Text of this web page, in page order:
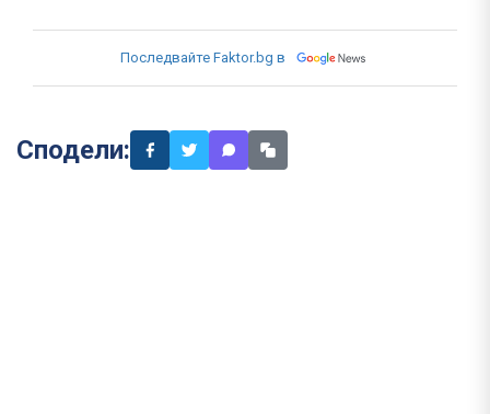
Последвайте Faktor.bg в
Сподели: